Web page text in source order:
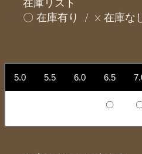
在庫リスト
〇 在庫有り / × 在庫な
5.0 5.5 6.0 6.5
〇